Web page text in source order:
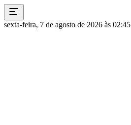
sexta-feira, 7 de agosto de 2026 às 02:45